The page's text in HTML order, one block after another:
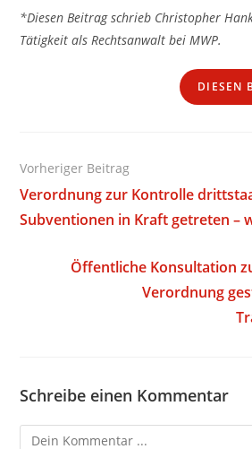
*Diesen Beitrag schrieb Christopher
Tätigkeit als Rechtsanwalt bei MWP.
DIESEN
Weitere
ansehen
Vorheriger Beitrag
Verordnung zur Kontrolle
Subventionen in Kraft getreten –
Öffentliche Konsultation
Verordnung
Schreibe einen Kommentar
Kommentieren